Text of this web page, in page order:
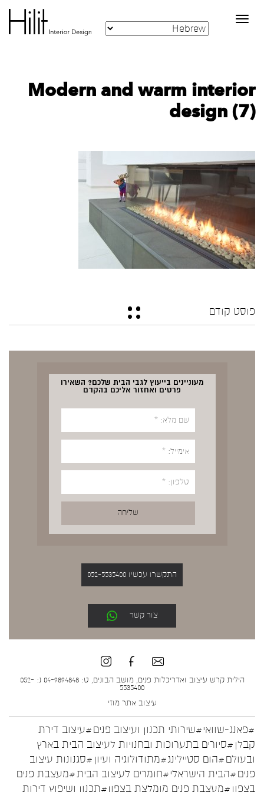
Toggle
navigation
Modern and warm interior
design (7)
פוסט קודם
מעוניינים בייעוץ לגבי הבית שלכם? השאירו
פרטים ואחזור אליכם בהקדם
התקשרו עכשיו 052-5535400
צור קשר
הילית קרש עיצוב ואדריכלות פנים, מושב הבונים, ט: 04-9894848 נ: 052-
5535400
עיצוב אתר מוזי
#פאנג-שוואי#שירותי תכנון ועיצוב פנים#עיצוב דירת
קבלן #סיורים בתערוכות ובחנויות לעיצוב הבית בארץ
ובעולם#הום סטיילינג#מתודולוגיה ועיון #סגנונות עיצוב
פנים#הבית הישראלי#חומרים לעיצוב הבית#מעצבת פנים
בצפון #מעצבת פנים מומלצת בצפון#תכנון ושיפוץ דירות